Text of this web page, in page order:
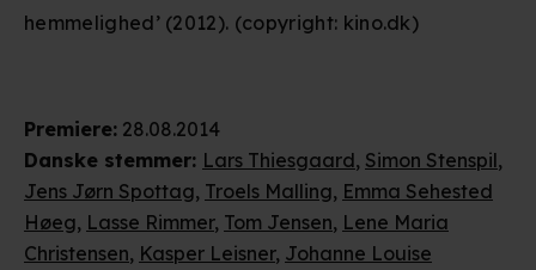
Premiere: 28.08.2014
Danske stemmer: Lars Thiesgaard, Simon Stenspil,
Jens Jørn Spottag, Troels Malling, Emma Sehested
Høeg, Lasse Rimmer, Tom Jensen, Lene Maria
Christensen, Kasper Leisner, Johanne Louise
hemmelighed’ (2012). (copyright: kino.dk)